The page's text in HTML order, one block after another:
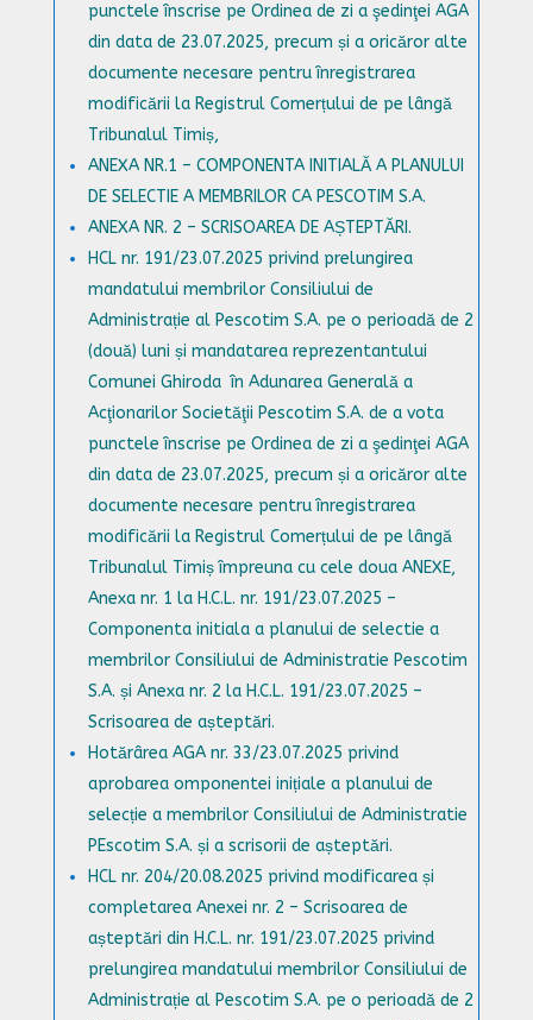
punctele înscrise pe Ordinea de zi a şedinţei AGA
din data de 23.07.2025, precum și a oricăror alte
documente necesare pentru înregistrarea
modificării la Registrul Comerțului de pe lângă
Tribunalul Timiș,
ANEXA NR.1 – COMPONENTA INITIALĂ A PLANULUI
DE SELECTIE A MEMBRILOR CA PESCOTIM S.A.
ANEXA NR. 2 – SCRISOAREA DE AȘTEPTĂRI.
HCL nr. 191/23.07.2025 privind prelungirea
mandatului membrilor Consiliului de
Administrație al Pescotim S.A. pe o perioadă de 2
(două) luni și mandatarea reprezentantului
Comunei Ghiroda în Adunarea Generală a
Acţionarilor Societăţii Pescotim S.A. de a vota
punctele înscrise pe Ordinea de zi a şedinţei AGA
din data de 23.07.2025, precum și a oricăror alte
documente necesare pentru înregistrarea
modificării la Registrul Comerțului de pe lângă
Tribunalul Timiș împreuna cu cele doua ANEXE,
Anexa nr. 1 la H.C.L. nr. 191/23.07.2025 –
Componenta initiala a planului de selectie a
membrilor Consiliului de Administratie Pescotim
S.A. și Anexa nr. 2 la H.C.L. 191/23.07.2025 –
Scrisoarea de așteptări.
Hotărârea AGA nr. 33/23.07.2025 privind
aprobarea omponentei inițiale a planului de
selecție a membrilor Consiliului de Administratie
PEscotim S.A. și a scrisorii de așteptări.
HCL nr. 204/20.08.2025 privind modificarea și
completarea Anexei nr. 2 – Scrisoarea de
așteptări din H.C.L. nr. 191/23.07.2025 privind
prelungirea mandatului membrilor Consiliului de
Administrație al Pescotim S.A. pe o perioadă de 2